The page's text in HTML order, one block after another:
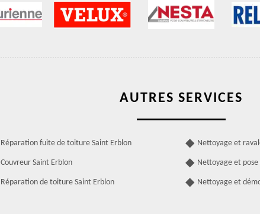
AUTRES SERVICES
Réparation fuite de toiture Saint Erblon
Couvreur Saint Erblon
Réparation de toiture Saint Erblon
Nettoyage et
Nettoyage et
Nettoyage et